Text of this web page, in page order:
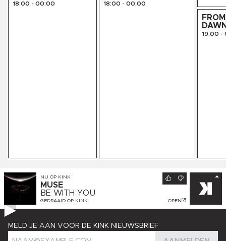
18:00 - 00:00 18:00 - 00:00
19:00 -
NU OP KINK
MUSE
BE WITH YOU
GEDRAAID OP KINK OPEN
MELD JE AAN VOOR DE KINK NIEUWSBRIEF